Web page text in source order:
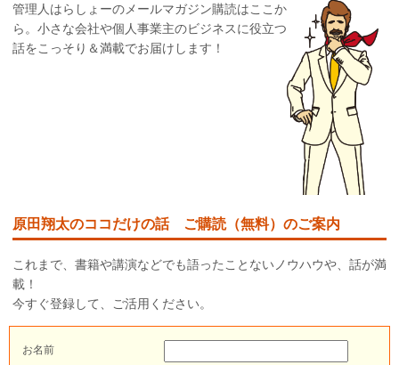
管理人はらしょーのメールマガジン購読はここか
ら。小さな会社や個人事業主のビジネスに役立つ
話をこっそり＆満載でお届けします！
原田翔太のココだけの話 ご購読（無料）のご案内
これまで、書籍や講演などでも語ったことないノウハウや、話が満
載！
今すぐ登録して、ご活用ください。
お名前